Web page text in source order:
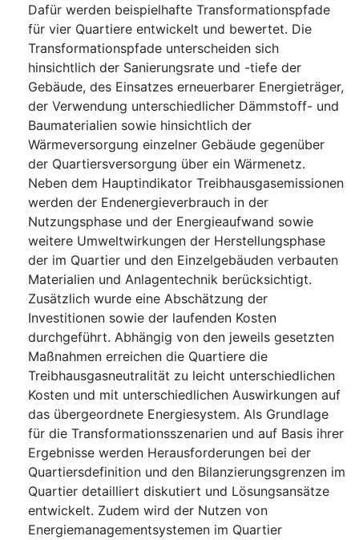
Dafür werden beispielhafte Transformationspfade
für vier Quartiere entwickelt und bewertet. Die
Transformationspfade unterscheiden sich
hinsichtlich der Sanierungsrate und -tiefe der
Gebäude, des Einsatzes erneuerbarer Energieträger,
der Verwendung unterschiedlicher Dämmstoff- und
Baumaterialien sowie hinsichtlich der
Wärmeversorgung einzelner Gebäude gegenüber
der Quartiersversorgung über ein Wärmenetz.
Neben dem Hauptindikator Treibhausgasemissionen
werden der Endenergieverbrauch in der
Nutzungsphase und der Energieaufwand sowie
weitere Umweltwirkungen der Herstellungsphase
der im Quartier und den Einzelgebäuden verbauten
Materialien und Anlagentechnik berücksichtigt.
Zusätzlich wurde eine Abschätzung der
Investitionen sowie der laufenden Kosten
durchgeführt. Abhängig von den jeweils gesetzten
Maßnahmen erreichen die Quartiere die
Treibhausgasneutralität zu leicht unterschiedlichen
Kosten und mit unterschiedlichen Auswirkungen auf
das übergeordnete Energiesystem. Als Grundlage
für die Transformationsszenarien und auf Basis ihrer
Ergebnisse werden Herausforderungen bei der
Quartiersdefinition und den Bilanzierungsgrenzen im
Quartier detailliert diskutiert und Lösungsansätze
entwickelt. Zudem wird der Nutzen von
Energiemanagementsystemen im Quartier